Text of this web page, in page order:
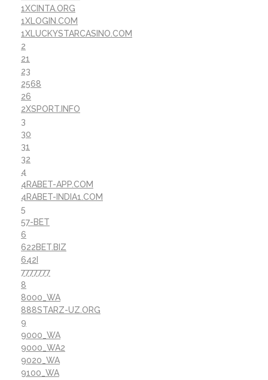
1XCINTA.ORG
1XLOGIN.COM
1XLUCKYSTARCASINO.COM
2
21
23
2568
26
2XSPORT.INFO
3
30
31
32
4
4RABET-APP.COM
4RABET-INDIA1.COM
5
57-BET
6
622BET.BIZ
642I
7777777
8
8000_WA
888STARZ-UZ.ORG
9
9000_WA
9000_WA2
9020_WA
9100_WA